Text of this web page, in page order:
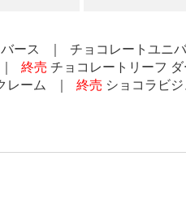
ース チョコレートユニ
終売 チョコレートリーフ
レーム 終売 ショコラビ